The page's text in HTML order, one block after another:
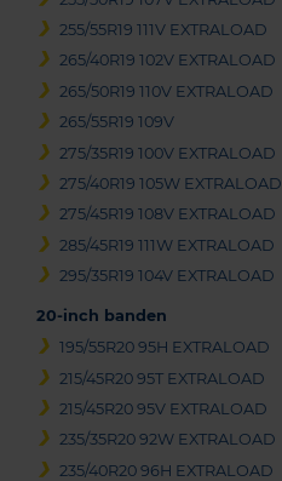
255/55R19 111V EXTRALOAD
265/40R19 102V EXTRALOAD
265/50R19 110V EXTRALOAD
265/55R19 109V
275/35R19 100V EXTRALOAD
275/40R19 105W EXTRALOAD
275/45R19 108V EXTRALOAD
285/45R19 111W EXTRALOAD
295/35R19 104V EXTRALOAD
20-inch banden
195/55R20 95H EXTRALOAD
215/45R20 95T EXTRALOAD
215/45R20 95V EXTRALOAD
235/35R20 92W EXTRALOAD
235/40R20 96H EXTRALOAD